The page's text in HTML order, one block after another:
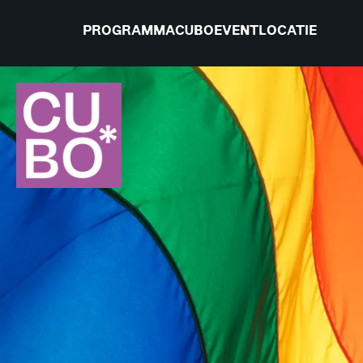
PROGRAMMACUBOEVENTLOCATIE